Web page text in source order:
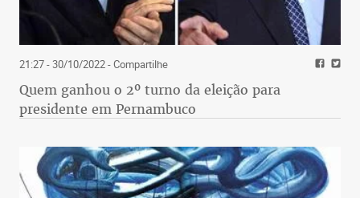
21:27 - 30/10/2022- Compartilhe
Quem ganhou o 2º turno da eleição para
presidente em Pernambuco